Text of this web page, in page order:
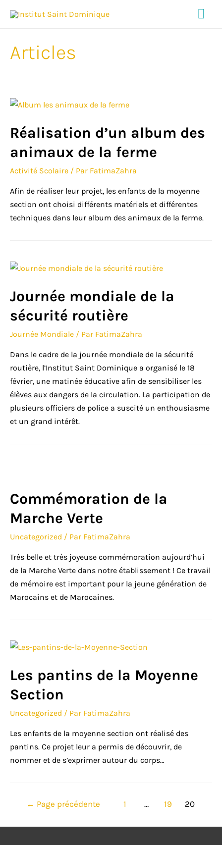
Articles
Réalisation d’un album des
animaux de la ferme
Activité Scolaire / Par FatimaZahra
Afin de réaliser leur projet, les enfants de la moyenne
section ont choisi différents matériels et différentes
techniques dans leur album des animaux de la ferme.
Journée mondiale de la
sécurité routière
Journée Mondiale / Par FatimaZahra
Dans le cadre de la journée mondiale de la sécurité
routière, l’Institut Saint Dominique a organisé le 18
février, une matinée éducative afin de sensibiliser les
élèves aux dangers de la circulation. La participation de
plusieurs officiers de police a suscité un enthousiasme
et un grand intérêt.
Commémoration de la
Marche Verte
Uncategorized / Par FatimaZahra
Très belle et très joyeuse commémoration aujourd’hui
de la Marche Verte dans notre établissement ! Ce travail
de mémoire est important pour la jeune génération de
Marocains et de Marocaines.
Les pantins de la Moyenne
Section
Uncategorized / Par FatimaZahra
Les enfants de la moyenne section ont réalisé des
pantins. Ce projet leur a permis de découvrir, de
nommer et de s’exprimer autour du corps…
Pagination
← Page précédente 1 … 19 20